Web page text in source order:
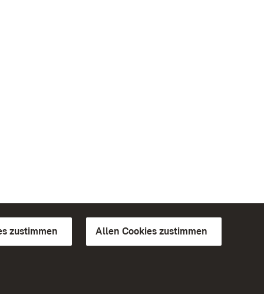
zustimmen Allen Cookies zustimmen